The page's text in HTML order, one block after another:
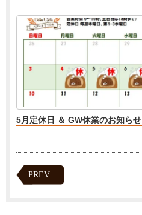
5月定休日 ＆ GW休業のお知らせ
PREV